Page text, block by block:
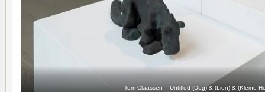
Tom Claassen – Untitled (Dog) & (Lion) & (Kleine